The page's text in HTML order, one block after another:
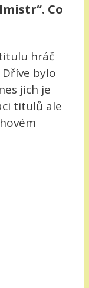
Co
hráč
bylo
jich je
titulů ale